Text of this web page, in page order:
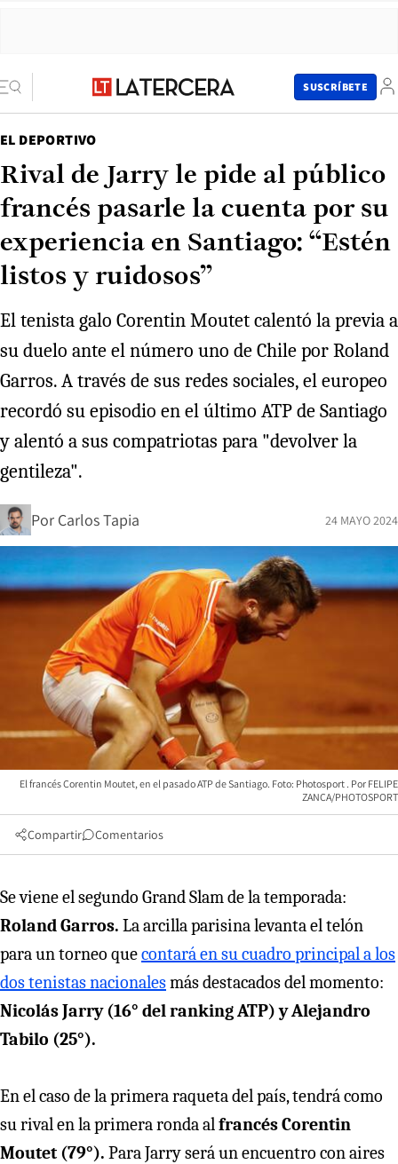
SUSCRÍBETE
EL DEPORTIVO
Rival de Jarry le pide al público
francés pasarle la cuenta por su
experiencia en Santiago: “Estén
listos y ruidosos”
El tenista galo Corentin Moutet calentó la previa a
su duelo ante el número uno de Chile por Roland
Garros. A través de sus redes sociales, el europeo
recordó su episodio en el último ATP de Santiago
y alentó a sus compatriotas para "devolver la
gentileza".
Por Carlos Tapia 24 MAYO 2024
El francés Corentin Moutet, en el pasado ATP de Santiago. Foto: Photosport
FELIPE
ZANCA/PHOTOSPORT
Compartir Comentarios
Se viene el segundo Grand Slam de la temporada:
Roland Garros. La arcilla parisina levanta el telón
para un torneo quecontará en su cuadro principal a los
dos tenistas nacionalesmás destacados del momento:
Nicolás Jarry (16° del ranking ATP) y Alejandro
Tabilo (25°).
En el caso de la primera raqueta del país, tendrá como
su rival en la primera ronda alfrancés Corentin
Moutet (79°). Para Jarry será un encuentro con aires